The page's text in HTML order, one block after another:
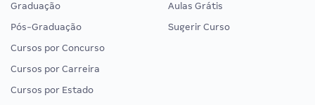
Graduação
Pós-Graduação
Cursos por Concurso
Cursos por Carreira
Cursos por Estado
Aulas Grátis
Sugerir Curso